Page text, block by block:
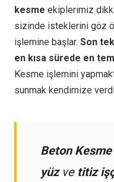
kesme ekiplerimiz
sizinde isteklerini göz
işlemine başlar. Son
en kısa sürede en
Kesme işlemini
sunmak kendimize
Beton Kesme
yüzve titiz